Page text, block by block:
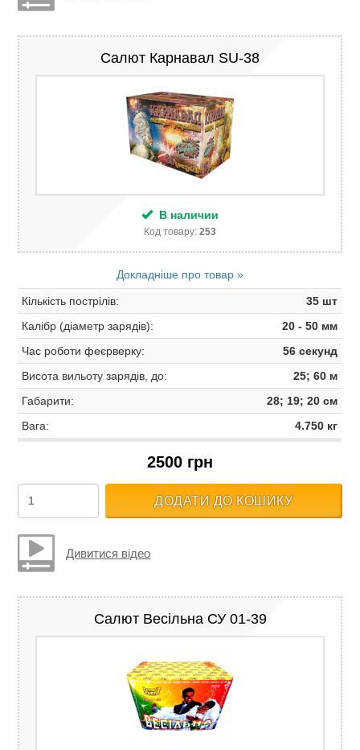
Салют Карнавал SU-38
В наличии
Код товару: 253
Докладніше про товар »
Кількість пострілів:
35 шт
Калібр (діаметр зарядів):
20 - 50 мм
Час роботи феєрверку:
56 секунд
Висота вильоту зарядів, до:
25; 60 м
Габарити:
28; 19; 20 см
Вага:
4.750 кг
2500 грн
ДОДАТИ ДО КОШИКУ
Дивитися відео
Салют Весільна СУ 01-39